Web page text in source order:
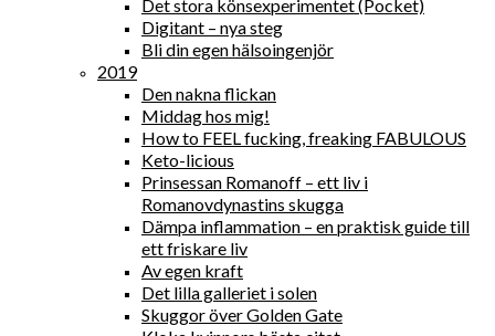
Det stora könsexperimentet (Pocket)
Digitant – nya steg
Bli din egen hälsoingenjör
2019
Den nakna flickan
Middag hos mig!
How to FEEL fucking, freaking FABULOUS
Keto-licious
Prinsessan Romanoff – ett liv i
Romanovdynastins skugga
Dämpa inflammation – en praktisk guide till
ett friskare liv
Av egen kraft
Det lilla galleriet i solen
Skuggor över Golden Gate